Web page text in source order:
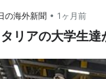
の海外新聞 • 1ヶ月前
リアの大学生